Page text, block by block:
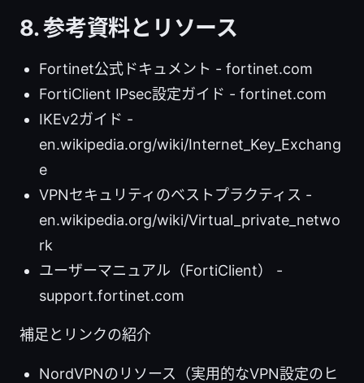
8. 参考資料とリソース
Fortinet公式ドキュメント - fortinet.com
FortiClient IPsec設定ガイド - fortinet.com
IKEv2ガイド -
en.wikipedia.org/wiki/Internet_Key_Exchang
e
VPNセキュリティのベストプラクティス -
en.wikipedia.org/wiki/Virtual_private_netwo
rk
ユーザーマニュアル（FortiClient） -
support.fortinet.com
補足とリンクの紹介
NordVPNのリソース（実用的なVPN設定のヒ